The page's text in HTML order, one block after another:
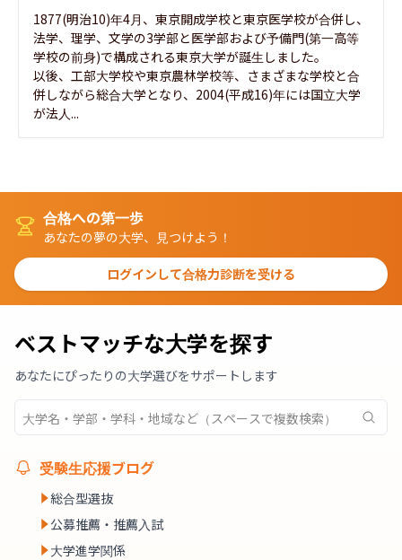
1877(明治10)年4月、東京開成学校と東京医学校が合併し、
法学、理学、文学の3学部と医学部および予備門(第一高等
学校の前身)で構成される東京大学が誕生しました。
以後、工部大学校や東京農林学校等、さまざまな学校と合
併しながら総合大学となり、2004(平成16)年には国立大学
が法人...
合格への第一歩
あなたの夢の大学、見つけよう！
ログインして合格力診断を受ける
ベストマッチな大学を探す
あなたにぴったりの大学選びをサポートします
受験生応援ブログ
総合型選抜
公募推薦・推薦入試
大学進学関係